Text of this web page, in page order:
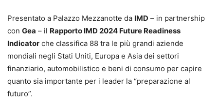
Presentato a Palazzo Mezzanotte da IMD – in partnership
con Gea – il Rapporto IMD 2024 Future Readiness
Indicator che classifica 88 tra le più grandi aziende
mondiali negli Stati Uniti, Europa e Asia dei settori
finanziario, automobilistico e beni di consumo per capire
quanto sia importante per i leader la “preparazione al
futuro”.